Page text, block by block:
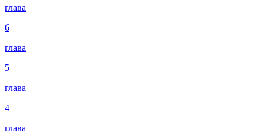
глава
6
глава
5
глава
4
глава